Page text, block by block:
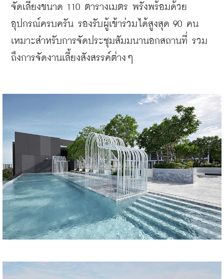
จัดเลี้ยงขนาด 110 ตารางเมตร พรั่งพร้อมด้วย
อุปกรณ์ครบครัน รองรับผู้เข้าร่วมได้สูงสุด 90 คน
เหมาะสำหรับการจัดประชุมสัมมนานอกสถานที่ รวม
ถึงการจัดงานเลี้ยงสังสรรค์ต่างๆ